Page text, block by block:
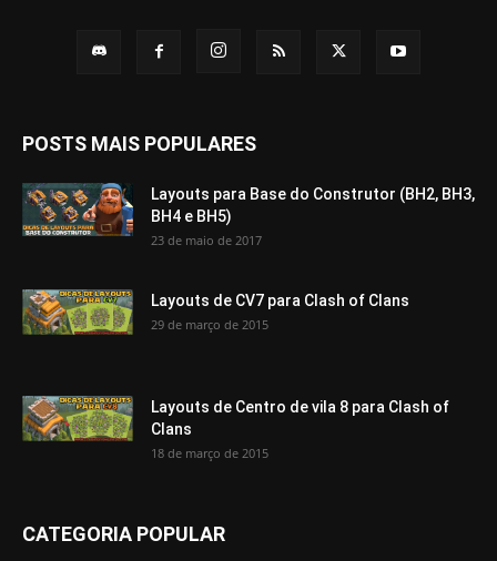
POSTS MAIS POPULARES
Layouts para Base do Construtor (BH2, BH3,
BH4 e BH5)
23 de maio de 2017
Layouts de CV7 para Clash of Clans
29 de março de 2015
Layouts de Centro de vila 8 para Clash of
Clans
18 de março de 2015
CATEGORIA POPULAR